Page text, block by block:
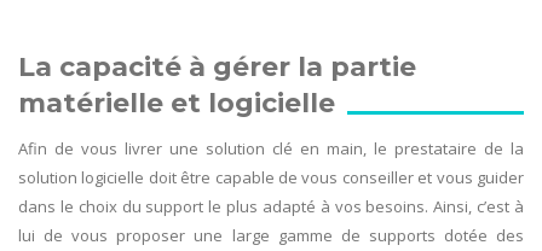
La capacité à gérer la partie
matérielle et logicielle
Afin de vous livrer une solution clé en main, le prestataire de la
solution logicielle doit être capable de vous conseiller et vous guider
dans le choix du support le plus adapté à vos besoins. Ainsi, c’est à
lui de vous proposer une large gamme de supports dotée des